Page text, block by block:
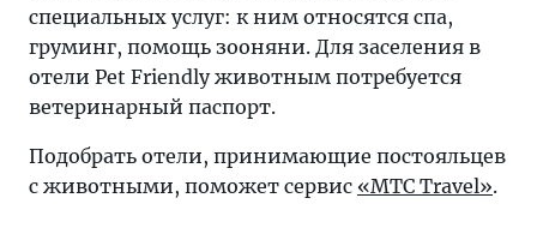
специальных услуг: к ним относятся спа,
груминг, помощь зооняни. Для заселения в
отели Pet Friendly животным потребуется
ветеринарный паспорт.
Подобрать отели, принимающие постояльцев
с животными, поможет сервис «МТС Travel».